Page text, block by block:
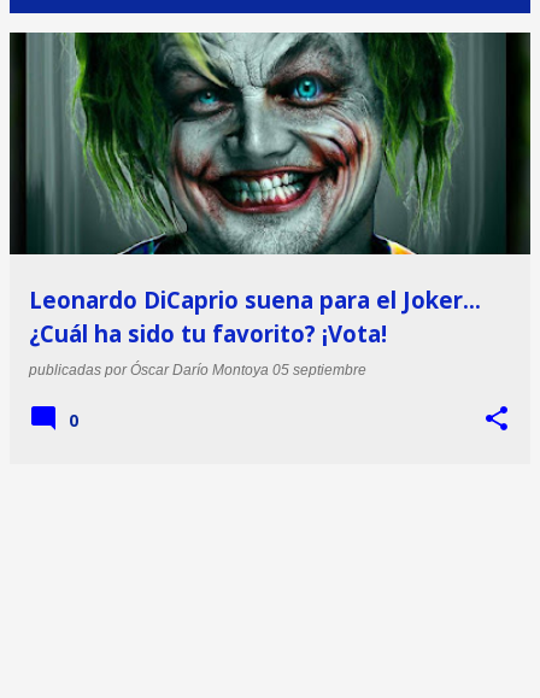
Entradas
Leonardo DiCaprio suena para el Joker...
¿Cuál ha sido tu favorito? ¡Vota!
publicadas porÓscar Darío Montoya 05 septiembre
0